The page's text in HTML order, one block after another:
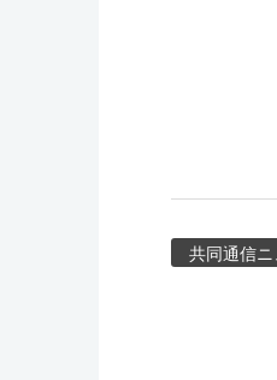
共同通信ニ